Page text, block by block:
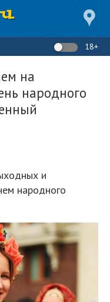
18+
на
народного
и
народного